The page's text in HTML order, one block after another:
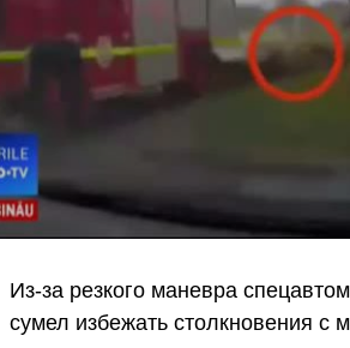
Из-за резкого маневра
сумел избежать столкновения с